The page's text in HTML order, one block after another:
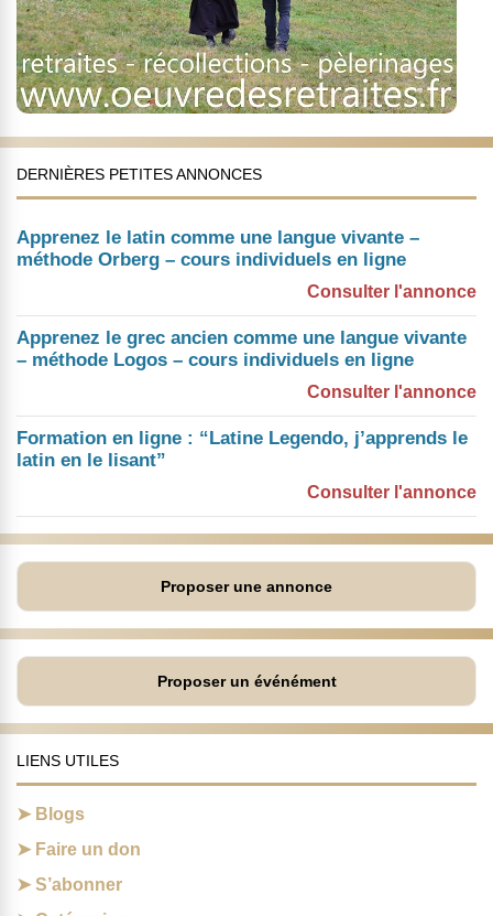
DERNIÈRES PETITES ANNONCES
Apprenez le latin comme une langue vivante –
méthode Orberg – cours individuels en ligne
Consulter l'annonce
Apprenez le grec ancien comme une langue vivante
– méthode Logos – cours individuels en ligne
Consulter l'annonce
Formation en ligne : “Latine Legendo, j’apprends le
latin en le lisant”
Consulter l'annonce
Proposer une annonce
Proposer un événément
LIENS UTILES
Blogs
Faire un don
S’abonner